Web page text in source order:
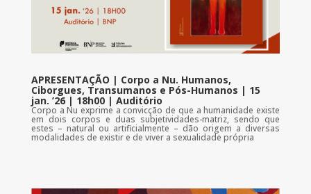
APRESENTAÇÃO | Corpo a Nu. Humanos,
Ciborgues, Transumanos e Pós-Humanos | 15
jan. ’26 | 18h00 | Auditório
Corpo a Nu exprime a convicção de que a humanidade existe
em dois corpos e duas subjetividades-matriz, sendo que
estes – natural ou artificialmente – dão origem a diversas
modalidades de existir e de viver a sexualidade própria